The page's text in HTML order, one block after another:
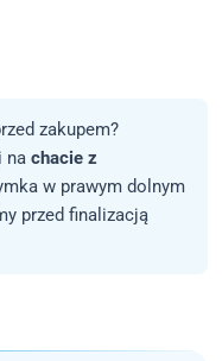
zakupem?
na chacie z
w prawym dolnym
przed finalizacją